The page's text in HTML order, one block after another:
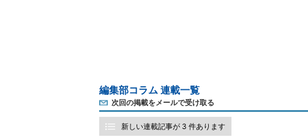
編集部コラム 連載一覧
次回の掲載をメールで受け取る
新しい連載記事が 3 件あります